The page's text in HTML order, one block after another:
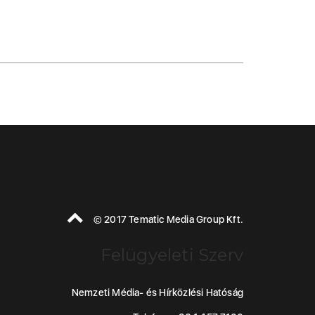
© 2017 Tematic Media Group Kft.
Felügyeleti Szerv
Nemzeti Média- és Hírközlési Hatóság